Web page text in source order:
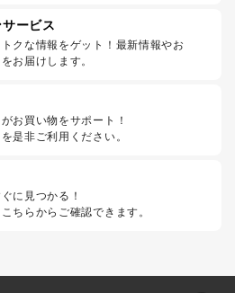
ービス
クな情報をゲット！最新情報やお
お届けします。
お買い物をサポート！
是非ご利用ください。
に見つかる！
ちらからご確認できます。